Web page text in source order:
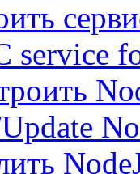
service